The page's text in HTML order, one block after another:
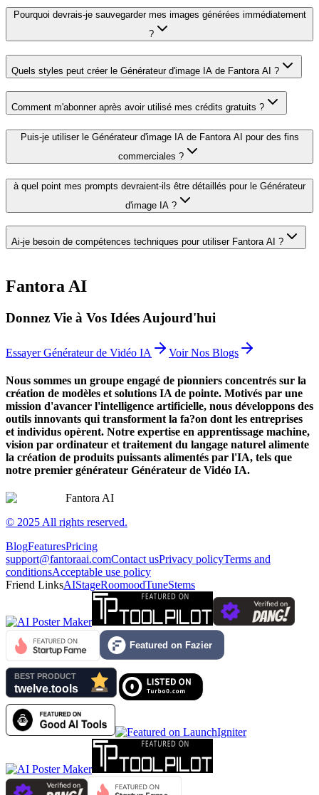
Pourquoi devrais-je sauvegarder mes images générées immédiatement
?
Quels styles peut créer le Générateur d'image IA de Fantora AI ?
Comment m'abonner après avoir utilisé mes crédits gratuits ?
Puis-je utiliser le Générateur d'image IA de Fantora AI pour des fins
commerciales ?
à quel point mes prompts devraient-ils être détaillés pour le Générateur
d'image IA ?
Ai-je besoin de compétences techniques pour utiliser Fantora AI ?
Fantora AI
Donnez Vie à Vos Idées Aujourd'hui
Essayer Générateur de Vidéo IA Voir Nos Blogs
Nous sommes un groupe engagé de pionniers concentrés sur la
création de modèles et solutions IA de pointe. Motivés par une
mission d'avancer l'intelligence artificielle, nous développons des
outils innovants qui transforment la fa?on dont les entreprises
et individus opèrent. Notre expertise en apprentissage machine,
vision par ordinateur et traitement du langage naturel alimente
la création de produits puissants alimentés par l'IA, tels que
notre premier générateur Générateur de Vidéo IA.
Fantora AI
© 2025 All rights reserved.
BlogFeaturesPricing
support@fantoraai.comContact usPrivacy policyTerms and
conditionsAcceptable use policy
Friend LinksAIStageRoomoodTuneStems